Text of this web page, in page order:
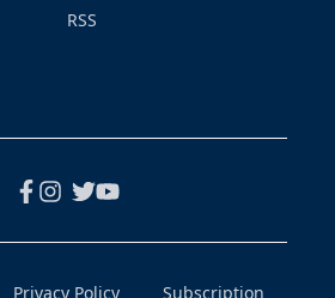
RSS
Privacy Policy Subscription